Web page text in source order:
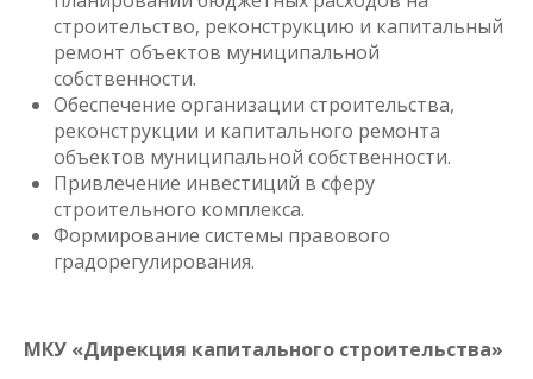
строительство, реконструкцию и капитальный
ремонт объектов муниципальной
собственности.
Обеспечение организации строительства,
реконструкции и капитального ремонта
объектов муниципальной собственности.
Привлечение инвестиций в сферу
строительного комплекса.
Формирование системы правового
градорегулирования.
МКУ «Дирекция капитального строительства»